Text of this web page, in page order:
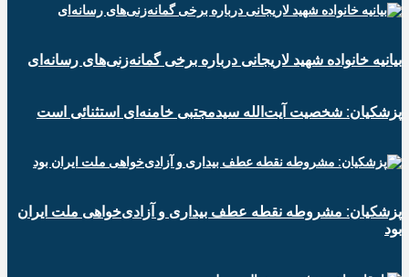
بیانیه خانواده شهید لاریجانی درباره برخی گمانه‌زنی‌های رسانه‌ای
پزشکیان: شخصیت آیت‌الله سیدمجتبی خامنه‌ای استثنائی است
پزشکیان: مشروطه نقطه عطف بیداری و آزادی‌خواهی ملت ایران
بود